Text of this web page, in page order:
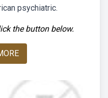
psychiatric.
the button below.